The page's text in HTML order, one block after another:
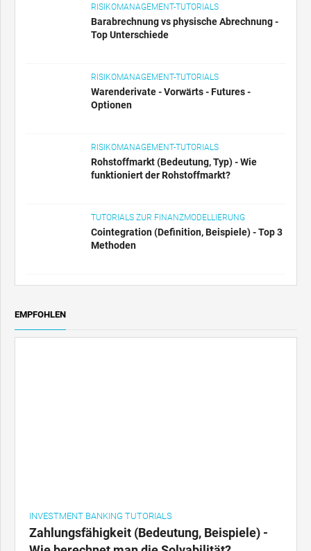
RISIKOMANAGEMENT-TUTORIALS
Barabrechnung vs physische Abrechnung -
Top Unterschiede
RISIKOMANAGEMENT-TUTORIALS
Warenderivate - Vorwärts - Futures -
Optionen
RISIKOMANAGEMENT-TUTORIALS
Rohstoffmarkt (Bedeutung, Typ) - Wie
funktioniert der Rohstoffmarkt?
TUTORIALS ZUR FINANZMODELLIERUNG
Cointegration (Definition, Beispiele) - Top 3
Methoden
EMPFOHLEN
INVESTMENT BANKING TUTORIALS
Zahlungsfähigkeit (Bedeutung, Beispiele) -